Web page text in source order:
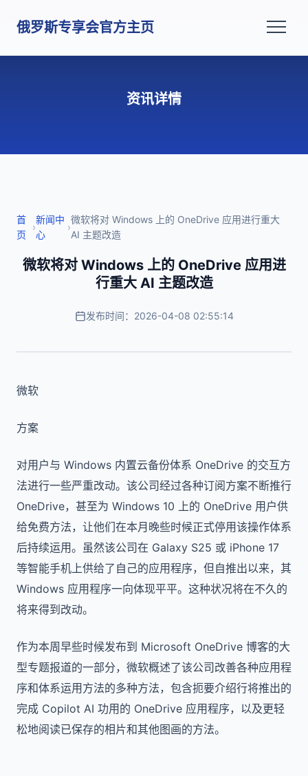
俄罗斯专享会官方主页
资讯详情
首
页
›
新闻中
心
›
微软将对 Windows 上的 OneDrive 应用进行重大
AI 主题改造
微软将对 Windows 上的 OneDrive 应用进
行重大 AI 主题改造
发布时间：2026-04-08 02:55:14
微软
方案
对用户与 Windows 内置云备份体系 OneDrive 的交互方
法进行一些严重改动。该公司经过各种订阅方案不断推行
OneDrive，甚至为 Windows 10 上的 OneDrive 用户供
给免费方法，让他们在本月晚些时候正式停用该操作体系
后持续运用。虽然该公司在 Galaxy S25 或 iPhone 17
等智能手机上供给了自己的应用程序，但自推出以来，其
Windows 应用程序一向体现平平。这种状况将在不久的
将来得到改动。
作为本周早些时候发布到 Microsoft OneDrive 博客的大
型专题报道的一部分，微软概述了该公司改善各种应用程
序和体系运用方法的多种方法，包含扼要介绍行将推出的
完成 Copilot AI 功用的 OneDrive 应用程序，以及更轻
松地阅读已保存的相片和其他图画的方法。